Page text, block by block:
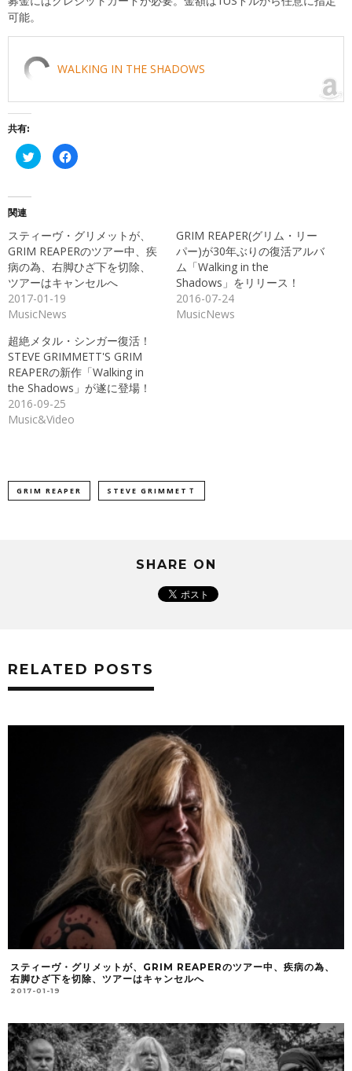
可能。
WALKING IN THE SHADOWS
共有:
ク
リ
有
(新
し
い
ウ
ィ
ン
ド
ウ
き
ま
す)
Facebook
で
ク
リ
ッ
ク
し
て
く
い
ウ
ィ
ン
ド
ウ
き
ま
関連
スティーヴ・グリメットが、
GRIM REAPERのツアー中、疾
病の為、右脚ひざ下を切除、
ツアーはキャンセルへ
2017-01-19
MusicNews
GRIM REAPER(グリム・リー
パー)が30年ぶりの復活アルバ
ム「Walking in the
Shadows」をリリース！
2016-07-24
MusicNews
超絶メタル・シンガー復活！
STEVE GRIMMETT'S GRIM
REAPERの新作「Walking in
the Shadows」が遂に登場！
2016-09-25
Music&Video
GRIM REAPER STEVE GRIMMETＴ
SHARE ON
RELATED POSTS
スティーヴ・グリメットが、GRIM REAPERのツアー中、疾病の為、
右脚ひざ下を切除、ツアーはキャンセルへ
2017-01-19